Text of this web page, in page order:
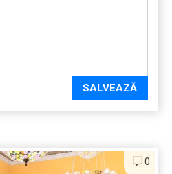
SALVEAZĂ
0